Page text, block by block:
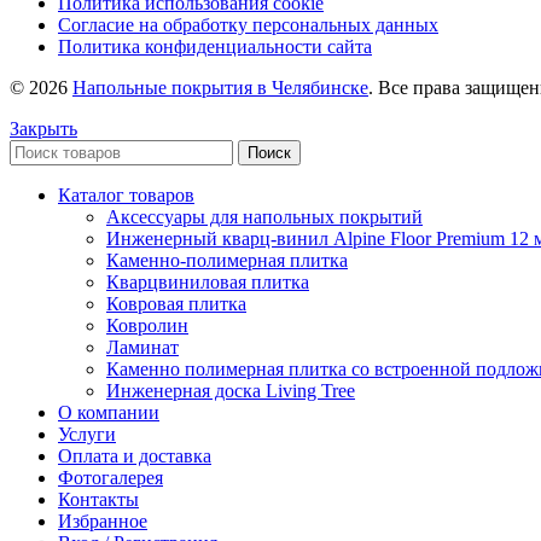
Согласие на обработку персональных данных
Политика конфиденциальности сайта
© 2026 Напольные покрытия в Челябинске. Все права
Закрыть
Поиск
Каталог товаров
Аксессуары для напольных покрытий
Инженерный кварц-винил Alpine Floor Premium 12
Каменно-полимерная плитка
Кварцвиниловая плитка
Ковровая плитка
Ковролин
Ламинат
Каменно полимерная плитка со встроенной
Инженерная доска Living Tree
О компании
Услуги
Оплата и доставка
Фотогалерея
Контакты
Избранное